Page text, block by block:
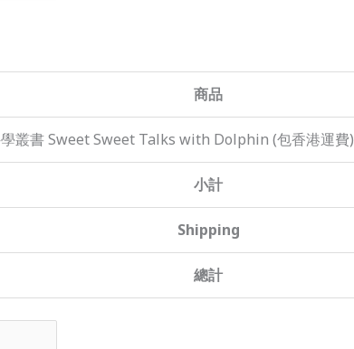
商品
學叢書 Sweet Sweet Talks with Dolphin (包香港運費)
小計
Shipping
總計